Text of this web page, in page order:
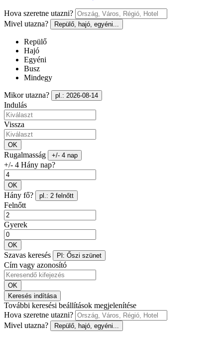
Hova szeretne utazni?
Mivel utazna?
Repülő, hajó, egyéni...
Repülő
Hajó
Egyéni
Busz
Mindegy
Mikor utazna? pl.: 2026-08-14
Indulás
Vissza
OK
Rugalmasság +/- 4 nap
+/- 4 Hány nap?
OK
Hány fő? pl.: 2 felnőtt
Felnőtt
Gyerek
OK
Szavas keresés Pl: Őszi szünet
Cím vagy azonosító
OK
Keresés indítása
További keresési beállítások megjelenítése
Hova szeretne utazni?
Mivel utazna?
Repülő, hajó, egyéni...